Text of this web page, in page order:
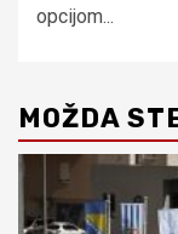
opcijom...
MOŽDA